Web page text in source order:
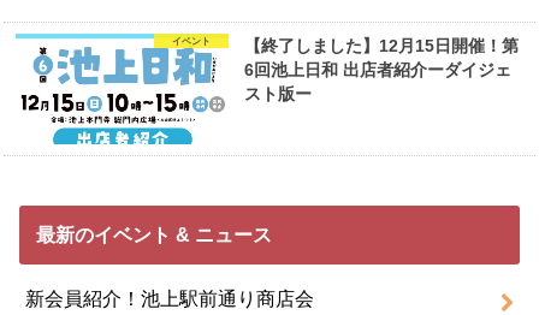
イベント
【終了しました】12月15日開催！第
6回池上日和 出店者紹介ーダイジェ
スト版ー
最新のイベント & ニュース
新会員紹介！池上駅前通り商店会